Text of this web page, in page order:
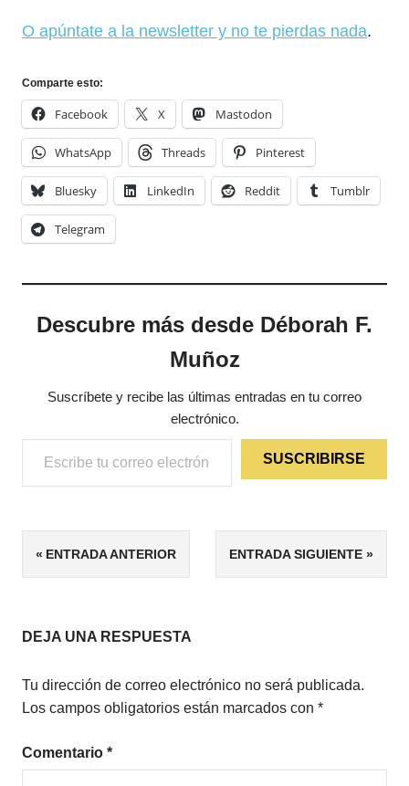
O apúntate a la newsletter y no te pierdas nada.
Comparte esto:
Facebook X Mastodon
WhatsApp Threads Pinterest
Bluesky LinkedIn Reddit Tumblr
Telegram
Descubre más desde Déborah F.
Muñoz
Suscríbete y recibe las últimas entradas en tu correo
electrónico.
Escribe tu correo electrónico…
SUSCRIBIRSE
ETIQUETAS
5/5
JUVENIL
Navegación
entradas
ENTRADA ANTERIOR ENTRADA SIGUIENTE
DEJA UNA RESPUESTA
Tu dirección de correo electrónico no será publicada.
Los campos obligatorios están marcados con *
Comentario *